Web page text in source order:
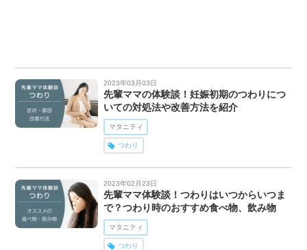
2023年03月03日
先輩ママの体験談！妊娠初期のつわりにつ
いての対処法や改善方法を紹介
マタニティ
つわり
2023年02月23日
先輩ママ体験談！つわりはいつからいつま
で？つわり時のおすすめ食べ物、飲み物
マタニティ
つわり